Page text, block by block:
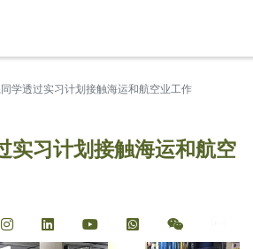
学透过实习计划接触海运和航空业工作
实习计划接触海运和航空